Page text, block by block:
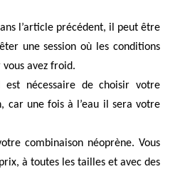
l’article précédent, il peut être
une session où les conditions
avez froid.
nécessaire de choisir votre
car une fois à l’eau il sera votre
combinaison néoprène. Vous
à toutes les tailles et avec des